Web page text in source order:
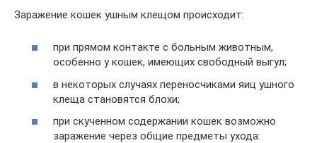
Заражение кошек ушным клещом происходит:
при прямом контакте с больным животным,
особенно у кошек, имеющих свободный выгул;
в некоторых случаях переносчиками яиц ушного
клеща становятся блохи;
при скученном содержании кошек возможно
заражение через общие предметы ухода: